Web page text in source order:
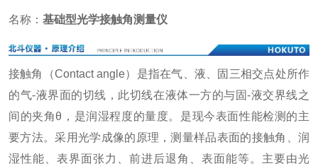
名称： 基础型光学接触角测量仪
接触角（Contact angle）是指在气、液、固三相交点处所作
的气-液界面的切线，此切线在液体一方的与固-液交界线之
间的夹角θ，是润湿程度的量度。是现今表面性能检测的主
要方法。采用光学成像的原理，测量样品表面的接触角、润
湿性能、表界面张力、前进后退角、表面能等。主要由光